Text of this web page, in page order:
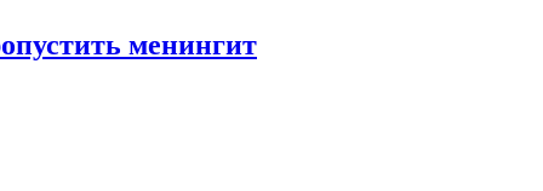
менингит